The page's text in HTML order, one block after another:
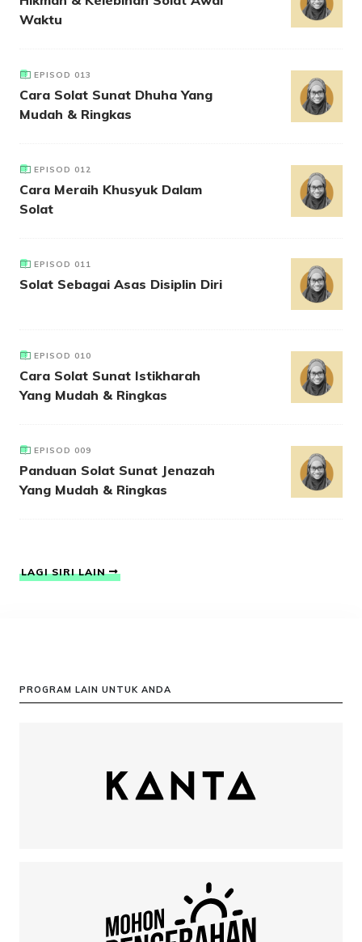
Waktu
EPISOD 013
Cara Solat Sunat Dhuha Yang
Mudah & Ringkas
EPISOD 012
Cara Meraih Khusyuk Dalam
Solat
EPISOD 011
Solat Sebagai Asas Disiplin Diri
EPISOD 010
Cara Solat Sunat Istikharah
Yang Mudah & Ringkas
EPISOD 009
Panduan Solat Sunat Jenazah
Yang Mudah & Ringkas
LAGI SIRI LAIN
PROGRAM LAIN UNTUK ANDA